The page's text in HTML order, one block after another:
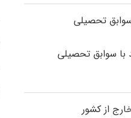
تحصیلی
با سوابق تحصیلی
از کشور